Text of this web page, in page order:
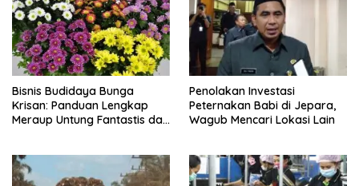
Bisnis Budidaya Bunga
Krisan: Panduan Lengkap
Meraup Untung Fantastis dari
Penolakan Investasi
Peternakan Babi di Jepara,
Wagub Mencari Lokasi Lain